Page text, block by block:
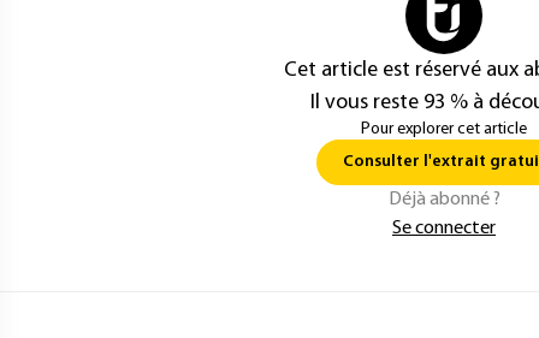
Cet article est réservé aux
Il vous reste 93 % à
Pour explorer cet article
Consulter l'extrait
Déjà abonné ?
Se connecter